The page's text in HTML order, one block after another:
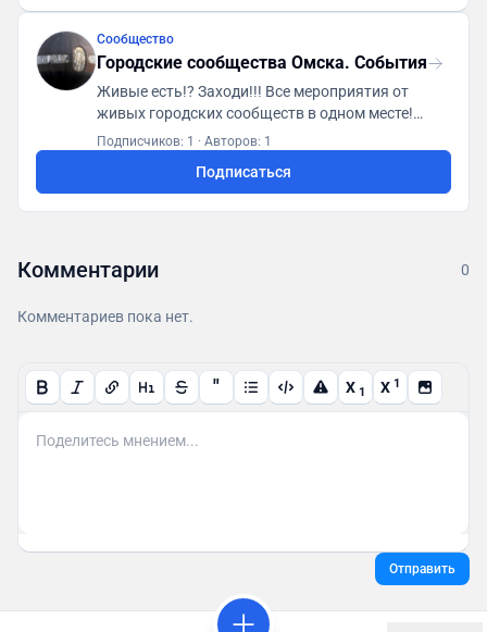
Сообщество
Городские сообщества Омска. События
Живые есть!? Заходи!!! Все мероприятия от
живых городских сообществ в одном месте!
Первая городская платформа "ГСА. Генератор
https://t.me/gsaomsk_bot
Подписчиков: 1 · Авторов: 1
Подписаться
Комментарии 0
Комментариев пока нет.
" X 1 X 1
Отправить